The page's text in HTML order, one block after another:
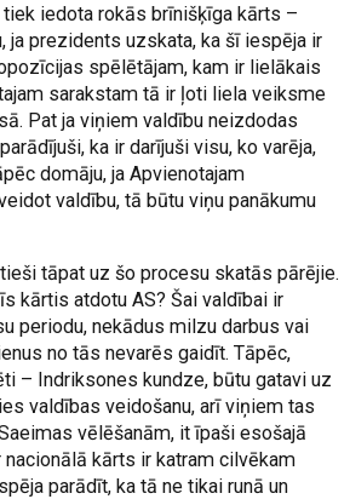
iedota rokās brīnišķīga kārts –
ja prezidents uzskata, ka šī iespēja ir
spēlētājam, kam ir lielākais
sarakstam tā ir ļoti liela veiksme
Pat ja viņiem valdību neizdodas
ka ir darījuši visu, ko varēja,
domāju, ja Apvienotajam
valdību, tā būtu viņu panākumu
tāpat uz šo procesu skatās pārējie.
kārtis atdotu AS? Šai valdībai ir
periodu, nekādus milzu darbus vai
no tās nevarēs gaidīt. Tāpēc,
– Indriksones kundze, būtu gatavi uz
valdības veidošanu, arī viņiem tas
vēlēšanām, it īpaši esošajā
kārts ir katram cilvēkam
parādīt, ka tā ne tikai runā un